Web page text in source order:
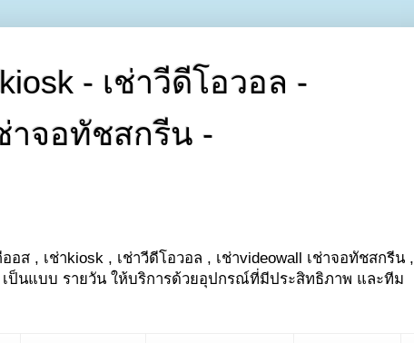
- เช่าวีดีโอวอล -
าจอทัชสกรีน -
อส , เช่าkiosk , เช่าวีดีโอวอล , เช่าvideowall เช่าจอทัชสกรีน ,
ป็นแบบ รายวัน ให้บริการด้วยอุปกรณ์ที่มีประสิทธิภาพ และทีม